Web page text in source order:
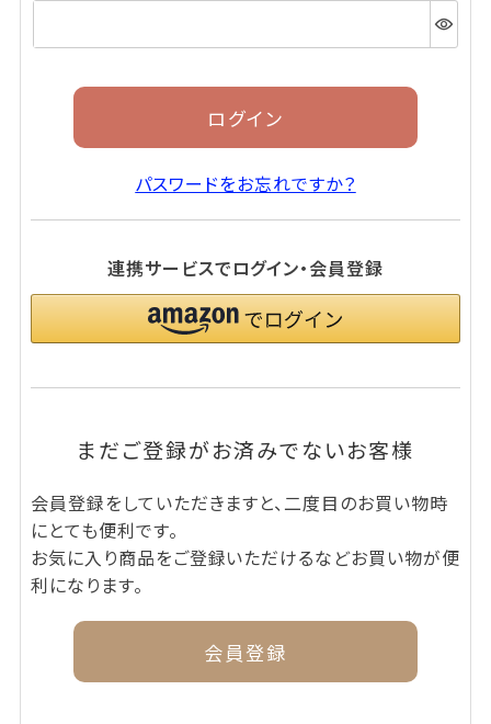
須)
ログイン
パスワードをお忘れですか？
連携サービスでログイン・会員登録
まだご登録がお済みでないお客様
会員登録をしていただきますと、二度目のお買い物時
にとても便利です。
お気に入り商品をご登録いただけるなどお買い物が便
利になります。
会員登録